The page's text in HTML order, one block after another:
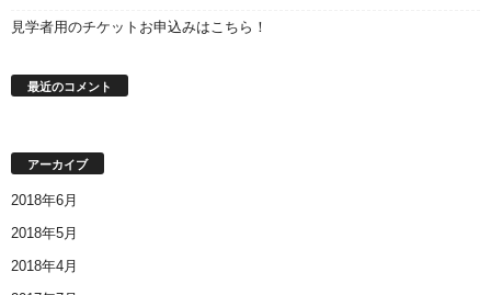
見学者用のチケットお申込みはこちら！
最近のコメント
アーカイブ
2018年6月
2018年5月
2018年4月